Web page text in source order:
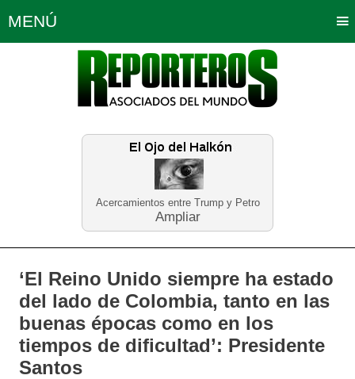
Acercamientos entre Trump y Petro
Ampliar
MENÚ
Política Opinión Bogotá
Planeta Tierra Deportes
Educación Neira
‘El Reino Unido siempre ha estado
del lado de Colombia, tanto en las
buenas épocas como en los
tiempos de dificultad’: Presidente
Santos